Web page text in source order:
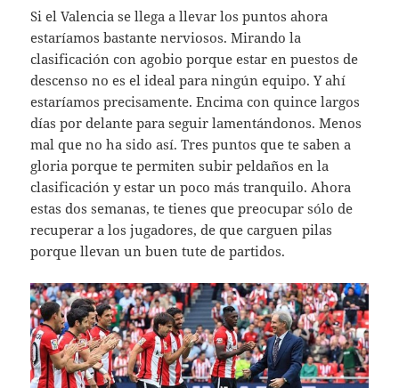
Si el Valencia se llega a llevar los puntos ahora
estaríamos bastante nerviosos. Mirando la
clasificación con agobio porque estar en puestos de
descenso no es el ideal para ningún equipo. Y ahí
estaríamos precisamente. Encima con quince largos
días por delante para seguir lamentándonos. Menos
mal que no ha sido así. Tres puntos que te saben a
gloria porque te permiten subir peldaños en la
clasificación y estar un poco más tranquilo. Ahora
estas dos semanas, te tienes que preocupar sólo de
recuperar a los jugadores, de que carguen pilas
porque llevan un buen tute de partidos.